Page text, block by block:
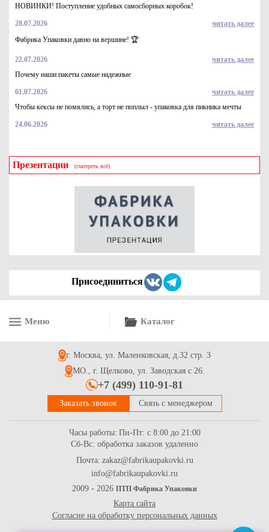
НОВИНКИ! Поступление удобных самосборных коробок!
28.07.2026
читать далее
Фабрика Упаковки давно на вершине! 🏆
22.07.2026
читать далее
Почему наши пакеты самые надежные
01.07.2026
читать далее
Чтобы кексы не помялись, а торт не поплыл - упаковка для пикника мечты
24.06.2026 читать далее
Презентации (смотреть всё)
Присоединиться
Меню Каталог
г. Москва, ул. Маленковская, д.32 стр. 3
МО., г. Щелково, ул. Заводская с 26.
+7 (499) 110-91-81
Заказать звонок Связь с менеджером
Часы работы: Пн-Пт: с 8:00 до 21:00
Сб-Вс: обработка заказов удаленно
Почта: zakaz@fabrikaupakovki.ru
info@fabrikaupakovki.ru
2009 - 2026 ПТП Фабрика Упаковки
Карта сайта
Согласие на обработку персональных данных